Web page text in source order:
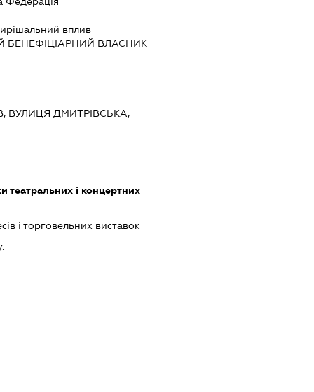
вплив
БЕНЕФІЦІАРНИЙ ВЛАСНИК
ВУЛИЦЯ ДМИТРІВСЬКА,
театральних і концертних
і торговельних виставок